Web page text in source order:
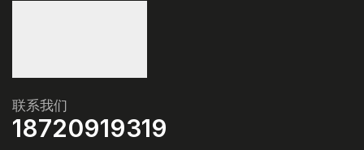
联系我们
18720919319